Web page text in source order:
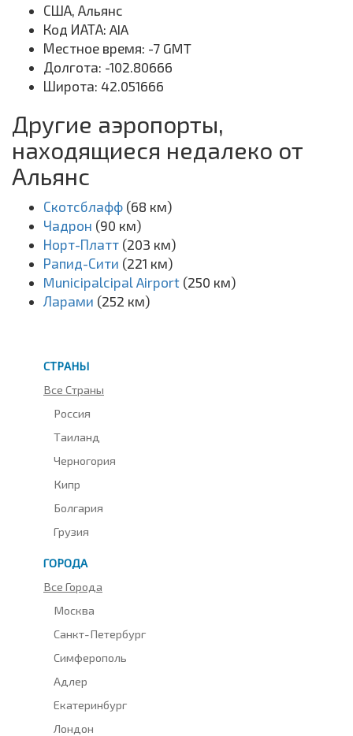
США, Альянс
Код ИАТА: AIA
Местное время: -7 GMT
Долгота: -102.80666
Широта: 42.051666
Другие аэропорты,
находящиеся недалеко от
Альянс
Скотсблафф (68 км)
Чадрон (90 км)
Норт-Платт (203 км)
Рапид-Сити (221 км)
Municipalcipal Airport (250 км)
Ларами (252 км)
СТРАНЫ
Все Страны
Россия
Таиланд
Черногория
Кипр
Болгария
Грузия
ГОРОДА
Все Города
Москва
Санкт-Петербург
Симферополь
Адлер
Екатеринбург
Лондон